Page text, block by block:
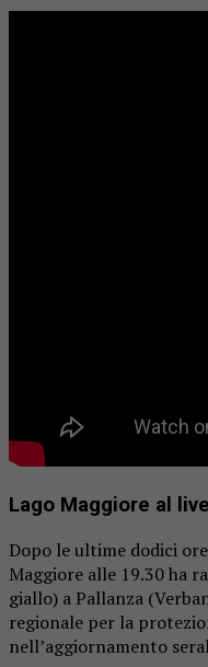
Lago Maggiore al
Dopo le ultime dodici
Maggiore alle 19.30 ha
giallo) a Pallanza
regionale per la
nell’aggiornamento